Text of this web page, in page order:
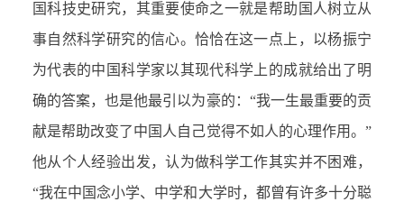
国科技史研究，其重要使命之一就是帮助国人树立从
事自然科学研究的信心。恰恰在这一点上，以杨振宁
为代表的中国科学家以其现代科学上的成就给出了明
确的答案，也是他最引以为豪的：“我一生最重要的贡
献是帮助改变了中国人自己觉得不如人的心理作用。”
他从个人经验出发，认为做科学工作其实并不困难，
“我在中国念小学、中学和大学时，都曾有许多十分聪